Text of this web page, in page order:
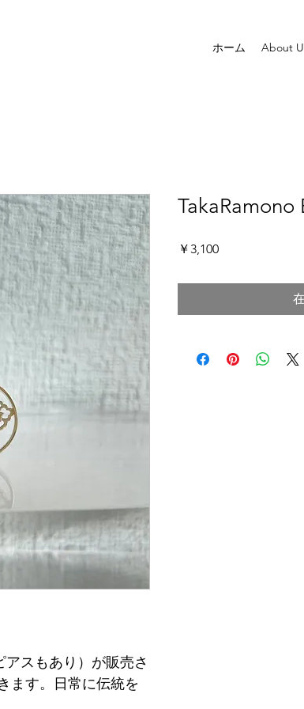
ホーム About
アスもあり）が販売さ
ます。日常に伝統を
TakaRamono
￥3,100価